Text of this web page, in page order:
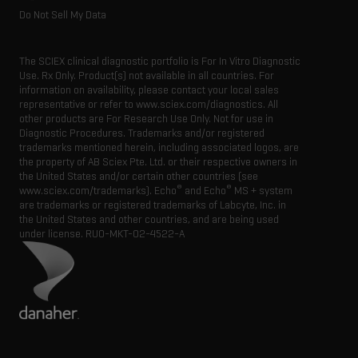
Do Not Sell My Data
The SCIEX clinical diagnostic portfolio is For In Vitro Diagnostic
Use. Rx Only. Product(s) not available in all countries. For
information on availability, please contact your local sales
representative or refer to www.sciex.com/diagnostics. All
other products are For Research Use Only. Not for use in
Diagnostic Procedures. Trademarks and/or registered
trademarks mentioned herein, including associated logos, are
the property of AB Sciex Pte. Ltd. or their respective owners in
the United States and/or certain other countries (see
www.sciex.com/trademarks). Echo® and Echo® MS + system
are trademarks or registered trademarks of Labcyte, Inc. in
the United States and other countries, and are being used
under license. RUO-MKT-02-4522-A